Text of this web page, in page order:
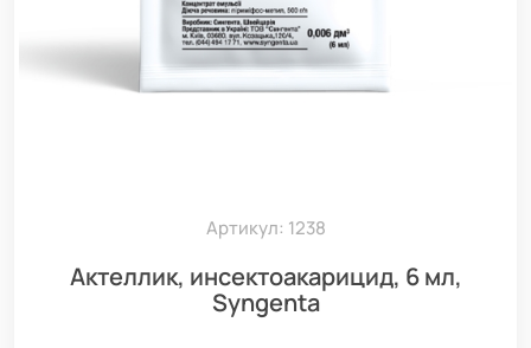
Артикул: 1238
Актеллик, инсектоакарицид, 6 мл,
Syngenta